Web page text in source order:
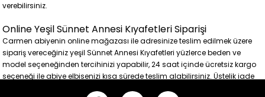
verebilirsiniz.
Online Yeşil Sünnet Annesi Kıyafetleri Siparişi
Carmen abiyenin online mağazası ile adresinize teslim edilmek üzere
sipariş vereceğiniz yeşil Sünnet Annesi Kıyafetleri yüzlerce beden ve
model seçeneğinden tercihinizi yapabilir, 24 saat içinde ücretsiz kargo
seçeneği ile abiye elbisenizi kısa sürede teslim alabilirsiniz. Üstelik iade